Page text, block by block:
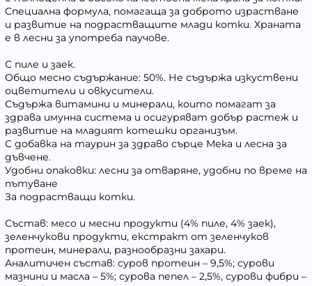
Специална формула, помагаща за доброто израстване
и развитие на подрастващите млади котки. Храната
е в лесни за употреба паучове.
С пиле и заек.
Общо месно съдържание: 50%. Не съдържа изкуствени
оцветители и овкусители.
Съдържа витамини и минерали, които помагат за
здрава имунна система и осигуряват добър растеж и
развитие на младият котешки организъм.
С добавка на таурин за здраво сърце Мека и лесна за
дъвчене.
Удобни опаковки: лесни за отваряне, удобни по време на
пътуване
За подрастващи котки.
Състав: месо и месни продукти (4% пиле, 4% заек),
зеленчукови продукти, екстракт от зеленчуков
протеин, минерали, разнообразни захари.
Аналитичен състав: суров протеин – 9,5%; сурови
мазнини и масла – 5%; сурова пепел – 2,5%, сурови фибри –